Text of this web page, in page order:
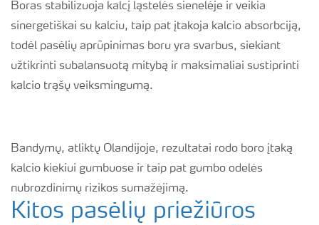
Boras stabilizuoja kalcį ląstelės sienelėje ir veikia
sinergetiškai su kalciu, taip pat įtakoja kalcio absorbciją,
todėl pasėlių aprūpinimas boru yra svarbus, siekiant
užtikrinti subalansuotą mitybą ir maksimaliai sustiprinti
kalcio trąšų veiksmingumą.
Bandymų, atliktų Olandijoje, rezultatai rodo boro įtaką
kalcio kiekiui gumbuose ir taip pat gumbo odelės
nubrozdinimų rizikos sumažėjimą.
Kitos pasėlių priežiūros